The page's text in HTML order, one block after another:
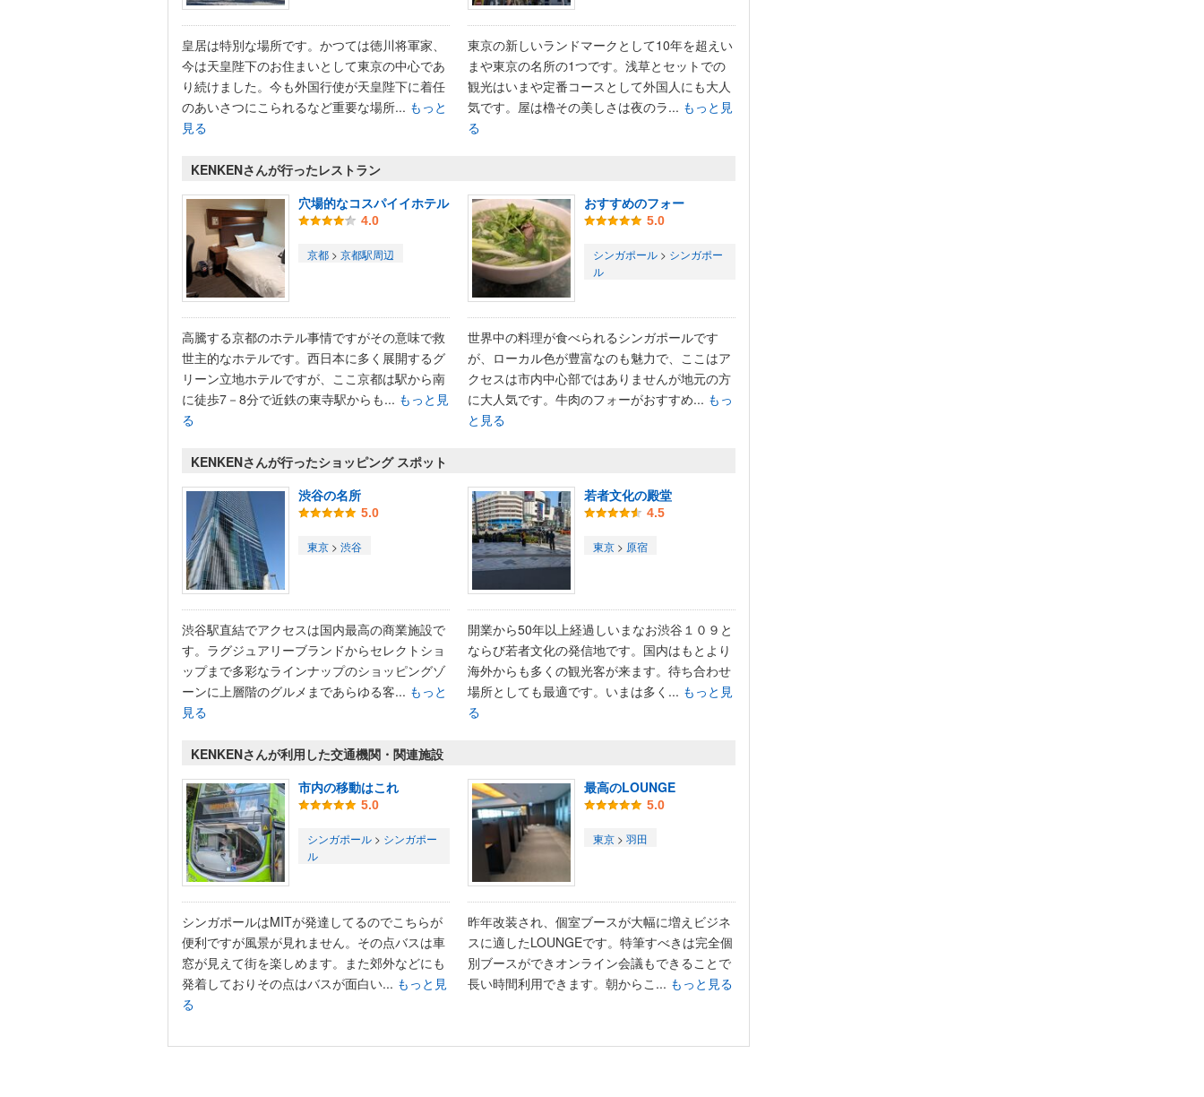
皇居は特別な場所です。かつては徳川将軍家、
今は天皇陛下のお住まいとして東京の中心であ
り続けました。今も外国行使が天皇陛下に着任
のあいさつにこられるなど重要な場所... もっと
見る
東京の新しいランドマークとして10年を超えい
まや東京の名所の1つです。浅草とセットでの
観光はいまや定番コースとして外国人にも大人
気です。屋は櫓その美しさは夜のラ... もっと見
る
KENKENさんが行ったレストラン
穴場的なコスパイイホテル
4.0
京都 > 京都駅周辺
高騰する京都のホテル事情ですがその意味で救
世主的なホテルです。西日本に多く展開するグ
リーン立地ホテルですが、ここ京都は駅から南
に徒歩7－8分で近鉄の東寺駅からも... もっと見
る
おすすめのフォー
5.0
シンガポール > シンガポー
ル
世界中の料理が食べられるシンガポールです
が、ローカル色が豊富なのも魅力で、ここはア
クセスは市内中心部ではありませんが地元の方
に大人気です。牛肉のフォーがおすすめ... もっ
と見る
KENKENさんが行ったショッピング スポット
渋谷の名所
5.0
東京 > 渋谷
渋谷駅直結でアクセスは国内最高の商業施設で
す。ラグジュアリーブランドからセレクトショ
ップまで多彩なラインナップのショッピングゾ
ーンに上層階のグルメまであらゆる客... もっと
見る
若者文化の殿堂
4.5
東京 > 原宿
開業から50年以上経過しいまなお渋谷１０９と
ならび若者文化の発信地です。国内はもとより
海外からも多くの観光客が来ます。待ち合わせ
場所としても最適です。いまは多く... もっと見
る
KENKENさんが利用した交通機関・関連施設
市内の移動はこれ
5.0
シンガポール > シンガポー
ル
シンガポールはMITが発達してるのでこちらが
便利ですが風景が見れません。その点バスは車
窓が見えて街を楽しめます。また郊外などにも
発着しておりその点はバスが面白い... もっと見
る
最高のLOUNGE
5.0
東京 > 羽田
昨年改装され、個室ブースが大幅に増えビジネ
スに適したLOUNGEです。特筆すべきは完全個
別ブースができオンライン会議もできることで
長い時間利用できます。朝からこ... もっと見る